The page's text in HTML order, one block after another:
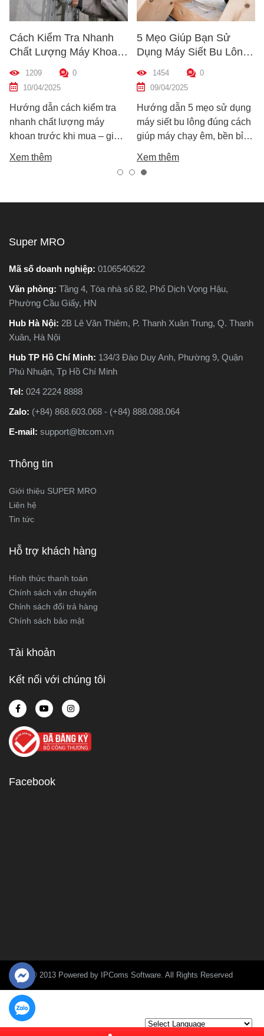
Cách Kiểm Tra Nhanh
Chất Lượng Máy Khoan
Trước Khi Mua – Hướng
Dẫn Chi Tiết Cho Người
Mới
1209
0
10/04/2025
Hướng dẫn cách kiểm tra
nhanh chất lượng máy
khoan trước khi mua – giúp
tốt, bền, hoạt động ổn định,
Xem thêm
5 Mẹo Giúp Bạn Sử
Dụng Máy Siết Bu Lông
Đúng Cách – Bền Máy,
Hiệu Quả Cao
1454
0
09/04/2025
Hướng dẫn 5 mẹo sử dụng
máy siết bu lông đúng cách
giúp máy chạy êm, bền bỉ
biến khiến máy nhanh hỏng
và kém hiệu suất.
Xem thêm
Super MRO
Mã số doanh nghiệp: 0106540622
Văn phòng: Tầng 4, Tòa nhà số 82, Phố Dịch Vọng Hậu,
Phường Cầu Giấy, HN
Hub Hà Nội: 2B Lê Văn Thiêm, P. Thanh Xuân Trung, Q. Thanh
Xuân, Hà Nội
Hub TP Hồ Chí Minh: 134/3 Đào Duy Anh, Phường 9, Quận
Phú Nhuận, Tp Hồ Chí Minh
Tel: 024 2224 8888
Zalo: (+84) 868.603.068 - (+84) 888.088.064
E-mail: support@btcom.vn
Thông tin
Giới thiệu SUPER MRO
Liên hệ
Tin tức
Hỗ trợ khách hàng
Hình thức thanh toán
Chính sách vận chuyển
Chỉnh sách đổi trả hàng
Chính sách bảo mật
Tài khoản
Kết nối với chúng tôi
Facebook
© 2013 Powered by IPComs Software. All Rights Reserved